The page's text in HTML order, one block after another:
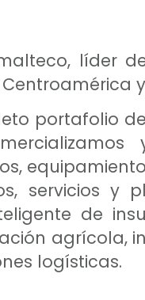
líder
portafolio
servicios y
de
agrícola,
logísticas.